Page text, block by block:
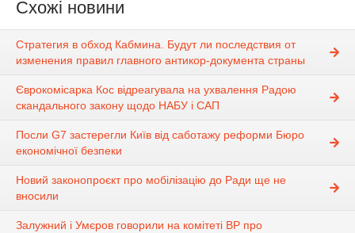
Схожі новини
Стратегия в обход Кабмина. Будут ли последствия от
изменения правил главного антикор-документа страны
Єврокомісарка Кос відреагувала на ухвалення Радою
скандального закону щодо НАБУ і САП
Посли G7 застерегли Київ від саботажу реформи Бюро
економічної безпеки
Новий законопроєкт про мобілізацію до Ради ще не
вносили
Залужний і Умєров говорили на комітеті ВР про